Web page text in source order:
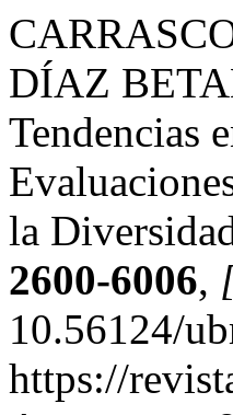
DÍAZ
Tendencias
la
2600-6006,
10.56124/
https://